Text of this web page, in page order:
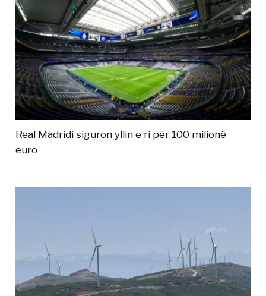
Real Madridi siguron yllin e ri për 100 milionë
euro